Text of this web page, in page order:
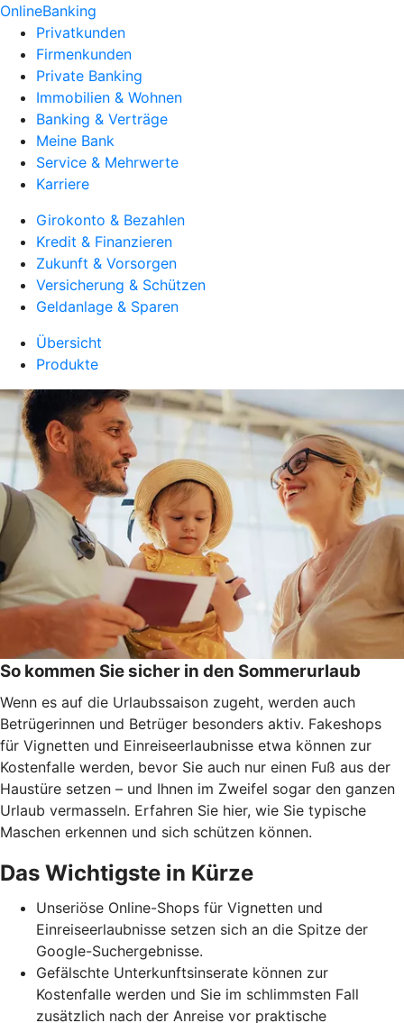
OnlineBanking
Privatkunden
Firmenkunden
Private Banking
Immobilien & Wohnen
Banking & Verträge
Meine Bank
Service & Mehrwerte
Karriere
Girokonto & Bezahlen
Kredit & Finanzieren
Zukunft & Vorsorgen
Versicherung & Schützen
Geldanlage & Sparen
Übersicht
Produkte
So kommen Sie sicher in den Sommerurlaub
Wenn es auf die Urlaubssaison zugeht, werden auch
Betrügerinnen und Betrüger besonders aktiv. Fakeshops
für Vignetten und Einreiseerlaubnisse etwa können zur
Kostenfalle werden, bevor Sie auch nur einen Fuß aus der
Haustüre setzen – und Ihnen im Zweifel sogar den ganzen
Urlaub vermasseln. Erfahren Sie hier, wie Sie typische
Maschen erkennen und sich schützen können.
Das Wichtigste in Kürze
Unseriöse Online-Shops für Vignetten und
Einreiseerlaubnisse setzen sich an die Spitze der
Google-Suchergebnisse.
Gefälschte Unterkunftsinserate können zur
Kostenfalle werden und Sie im schlimmsten Fall
zusätzlich nach der Anreise vor praktische